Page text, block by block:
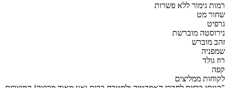
רמות גימור ללא פשרות
שחור מט
גרפיט
נירוסטה מוברשת
זהב מוברש
שמפניה
רוז גולד
קפה
לקוחות ממליצים